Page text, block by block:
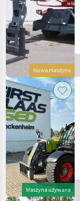
Nowa maszyna
Maszyna używana